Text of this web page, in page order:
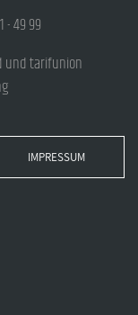
- 49 99
und tarifunion
IMPRESSUM